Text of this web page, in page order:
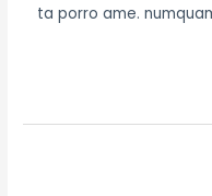
ta porro ame.